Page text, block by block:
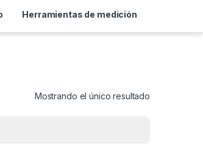
Herramientas de medición
Mostrando el único resultado